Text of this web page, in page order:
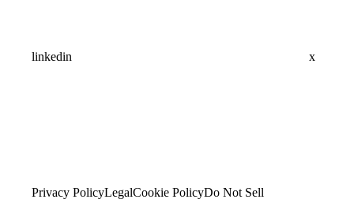
linkedin x
Privacy PolicyLegalCookie PolicyDo Not Sell